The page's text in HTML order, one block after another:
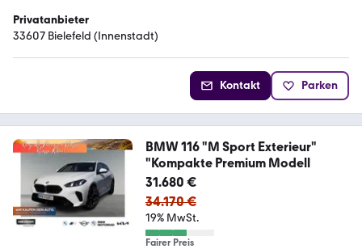
Privatanbieter
33607 Bielefeld (Innenstadt)
Kontakt Parken
BMW 116 "M Sport Exterieur"
"Kompakte Premium Modell
31.680 €
34.170 €
19% MwSt.
Fairer Preis